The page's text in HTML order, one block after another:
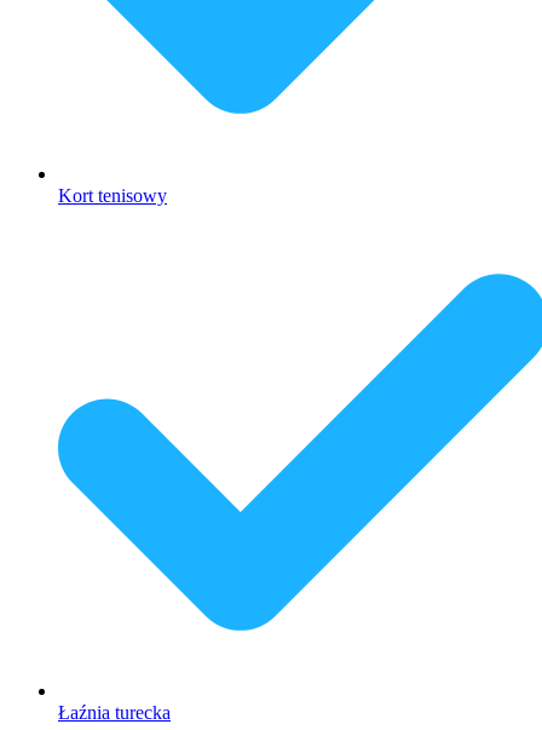
Kort tenisowy
Łaźnia turecka